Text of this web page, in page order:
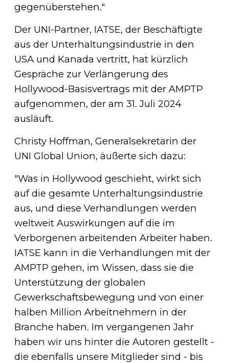
gegenüberstehen."
Der UNI-Partner, IATSE, der Beschäftigte
aus der Unterhaltungsindustrie in den
USA und Kanada vertritt, hat kürzlich
Gespräche zur Verlängerung des
Hollywood-Basisvertrags mit der AMPTP
aufgenommen, der am 31. Juli 2024
ausläuft.
Christy Hoffman, Generalsekretärin der
UNI Global Union, äußerte sich dazu:
"Was in Hollywood geschieht, wirkt sich
auf die gesamte Unterhaltungsindustrie
aus, und diese Verhandlungen werden
weltweit Auswirkungen auf die im
Verborgenen arbeitenden Arbeiter haben.
IATSE kann in die Verhandlungen mit der
AMPTP gehen, im Wissen, dass sie die
Unterstützung der globalen
Gewerkschaftsbewegung und von einer
halben Million Arbeitnehmern in der
Branche haben. Im vergangenen Jahr
haben wir uns hinter die Autoren gestellt -
die ebenfalls unsere Mitglieder sind - bis